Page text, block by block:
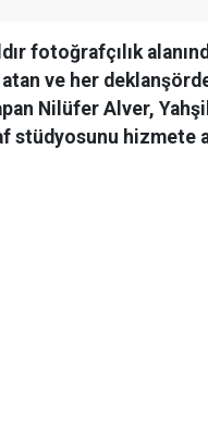
fotoğrafçılık
ve her
Nilüfer Alver,
stüdyosunu hizmete